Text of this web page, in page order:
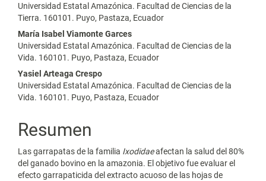
Universidad Estatal Amazónica. Facultad de Ciencias de la
Tierra. 160101. Puyo, Pastaza, Ecuador
María Isabel Viamonte Garces
Universidad Estatal Amazónica. Facultad de Ciencias de la
Vida. 160101. Puyo, Pastaza, Ecuador
Yasiel Arteaga Crespo
Universidad Estatal Amazónica. Facultad de Ciencias de la
Vida. 160101. Puyo, Pastaza, Ecuador
Resumen
Las garrapatas de la familia Ixodidaeafectan la salud del 80%
del ganado bovino en la amazonia. El objetivo fue evaluar el
efecto garrapaticida del extracto acuoso de las hojas de